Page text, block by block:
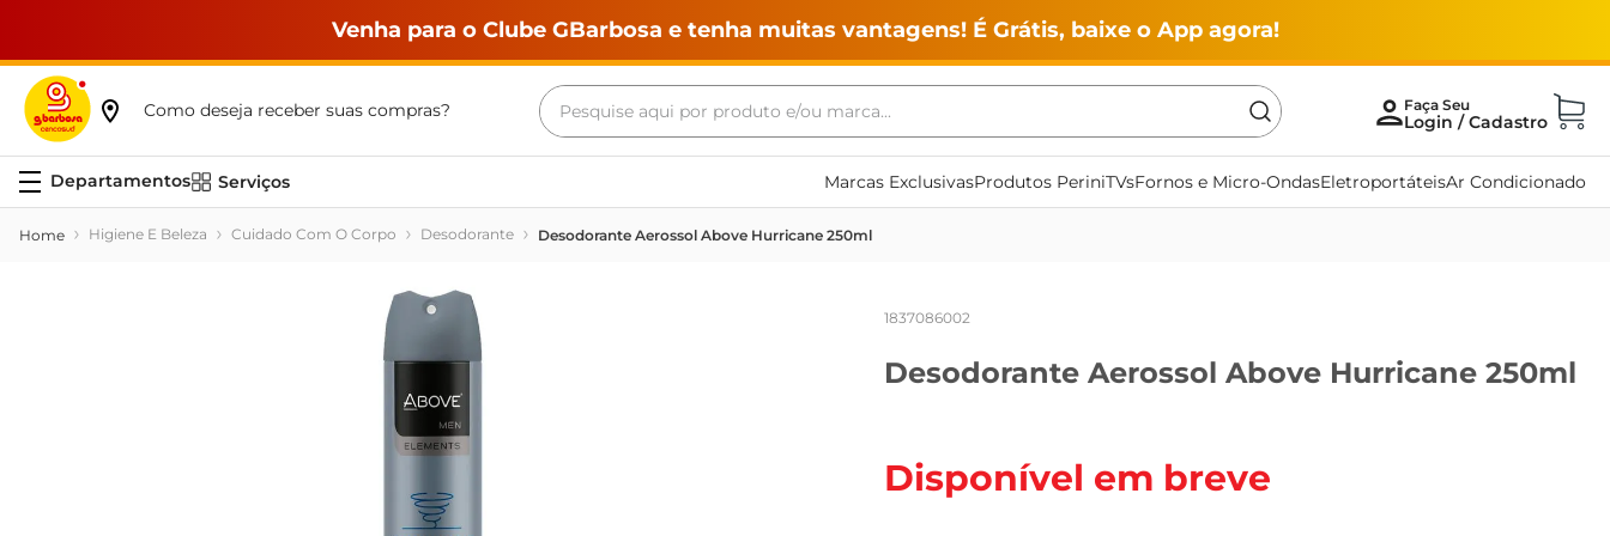
Venha para o Clube GBarbosa e tenha muitas vantagens! É Grátis, baixe o App agora!
Como deseja receber suas compras?
Pesquise aqui por produto e/ou marca...
Serviços Marcas ExclusivasProdutos PeriniTVsFornos e Micro-OndasEletroportáteisAr Condicionado
Higiene E Beleza Cuidado Com O Corpo Desodorante Desodorante Aerossol Above Hurricane 250ml
1837086002
Desodorante Aerossol Above Hurricane 250ml
Disponível em breve
Termos mais buscados
maquina lavar